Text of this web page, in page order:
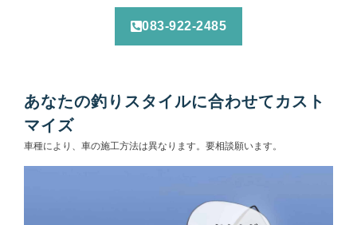
083-922-2485
あなたの釣りスタイルに合わせてカスト
マイズ
車種により、車の施工方法は異なります。要相談願います。